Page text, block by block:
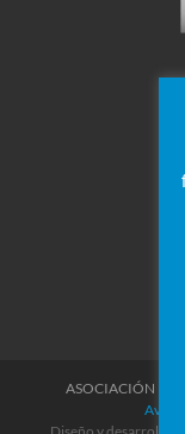
ASOCIACIÓN DE
Aviso